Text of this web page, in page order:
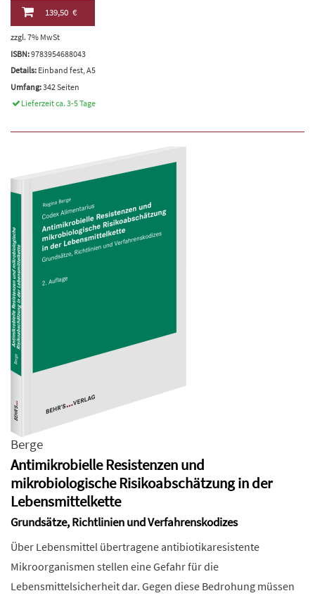
139,50 €
zzgl. 7% MwSt
ISBN:9783954688043
Details: Einband fest, A5
Umfang:342 Seiten
Lieferzeit ca. 3-5 Tage
Berge
Antimikrobielle Resistenzen und
mikrobiologische Risikoabschätzung in der
Lebensmittelkette
Grundsätze, Richtlinien und Verfahrenskodizes
Über Lebensmittel übertragene antibiotikaresistente
Mikroorganismen stellen eine Gefahr für die
Lebensmittelsicherheit dar. Gegen diese Bedrohung müssen